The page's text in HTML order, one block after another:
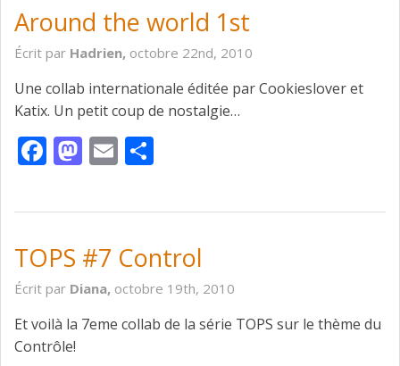
Around the world 1st
Écrit par Hadrien, octobre 22nd, 2010
Une collab internationale éditée par Cookieslover et
Katix. Un petit coup de nostalgie…
Facebook
Mastodon
Email
TOPS #7 Control
Écrit par Diana, octobre 19th, 2010
Et voilà la 7eme collab de la série TOPS sur le thème du
Contrôle!